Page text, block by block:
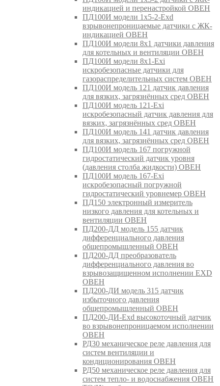
индикацией и перенастройкой ОВЕН
ПД100И модели 1х5-2-Exd
взрывонепроницаемые датчики с ЖК-
индикацией ОВЕН
ПД100И модели 8х1 датчики давления
для котельных и вентиляции ОВЕН
ПД100И модели 8х1-Exi
искробезопасные датчики для
газораспределительных систем ОВЕН
ПД100И модель 121 датчик давления
для вязких, загрязнённых сред ОВЕН
ПД100И модель 121-Exi
искробезопасный датчик давления для
вязких, загрязнённых сред ОВЕН
ПД100И модель 141 датчик давления
для вязких, загрязнённых сред ОВЕН
ПД100И модель 167 погружной
гидростатический датчик уровня
(давления столба жидкости) ОВЕН
ПД100И модель 167-Exi
искробезопасный погружной
гидростатический уровнемер ОВЕН
ПД150 электронный измеритель
низкого давления для котельных и
вентиляции ОВЕН
ПД200-ДД модель 155 датчик
дифференциального давления
общепромышленный ОВЕН
ПД200-ДД преобразователь
дифференциального давления во
взрывозащищенном исполнении EXD
ОВЕН
ПД200-ДИ модель 315 датчик
избыточного давления
общепромышленный ОВЕН
ПД200-ДИ-Exd высокоточный датчик
во взрывонепроницаемом исполнении
ОВЕН
РД30 механическое реле давления для
систем вентиляции и
кондиционирования ОВЕН
РД50 механическое реле давления для
систем тепло- и водоснабжения ОВЕН